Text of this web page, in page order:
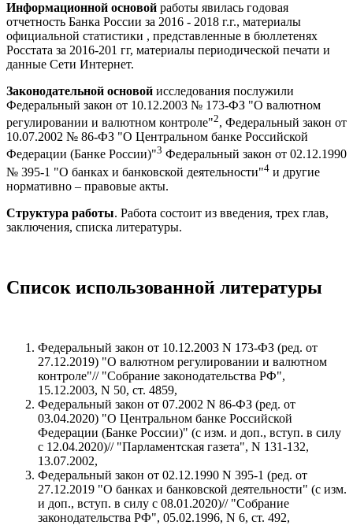
Информационной основой работы явилась годовая
отчетность Банка России за 2016 - 2018 г.г., материалы
официальной статистики , представленные в бюллетенях
Росстата за 2016-201 гг, материалы периодической печати и
данные Сети Интернет.
Законодательной основой исследования послужили
Федеральный закон от 10.12.2003 № 173-ФЗ "О валютном
регулировании и валютном контроле"2, Федеральный закон от
10.07.2002 № 86-ФЗ "О Центральном банке Российской
Федерации (Банке России)"3 Федеральный закон от 02.12.1990
№ 395-1 "О банках и банковской деятельности"4 и другие
нормативно – правовые акты.
Структура работы. Работа состоит из введения, трех глав,
заключения, списка литературы.
Список использованной литературы
Федеральный закон от 10.12.2003 N 173-ФЗ (ред. от
27.12.2019) "О валютном регулировании и валютном
контроле"// "Собрание законодательства РФ",
15.12.2003, N 50, ст. 4859,
Федеральный закон от 07.2002 N 86-ФЗ (ред. от
03.04.2020) "О Центральном банке Российской
Федерации (Банке России)" (с изм. и доп., вступ. в силу
с 12.04.2020)// "Парламентская газета", N 131-132,
13.07.2002,
Федеральный закон от 02.12.1990 N 395-1 (ред. от
27.12.2019 "О банках и банковской деятельности" (с изм.
и доп., вступ. в силу с 08.01.2020)// "Собрание
законодательства РФ", 05.02.1996, N 6, ст. 492,